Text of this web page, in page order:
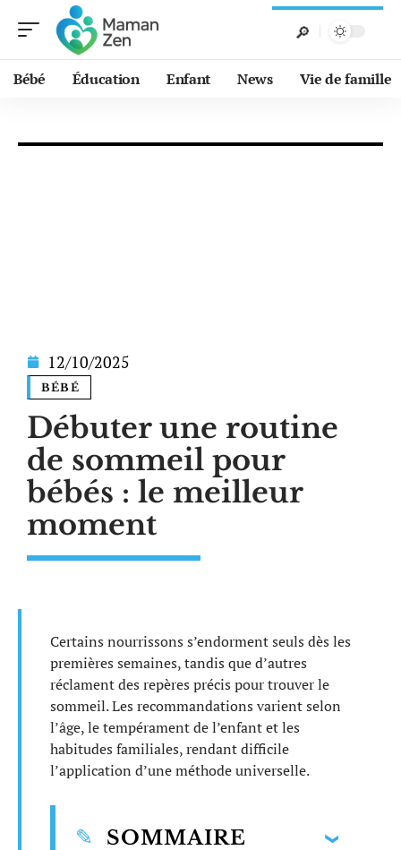
Bébé Éducation Enfant News Vie de famille
12/10/2025
BÉBÉ
Débuter une routine
de sommeil pour
bébés : le meilleur
moment
Certains nourrissons s’endorment seuls dès les
premières semaines, tandis que d’autres
réclament des repères précis pour trouver le
sommeil. Les recommandations varient selon
l’âge, le tempérament de l’enfant et les
habitudes familiales, rendant difficile
l’application d’une méthode universelle.
SOMMAIRE